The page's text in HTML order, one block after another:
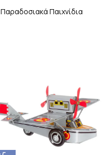
Παραδοσιακά Παιχνίδια